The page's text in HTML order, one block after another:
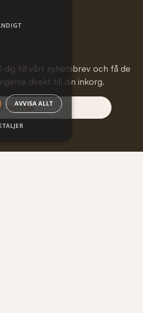
to our
dig till vårt nyhetsbrev och få de
direkt till din inkorg.
AVVISA ALLT